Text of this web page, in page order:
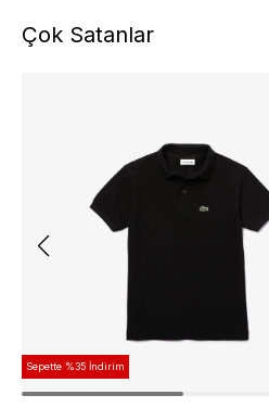
Çok Satanlar
Sepette %35 İndirim